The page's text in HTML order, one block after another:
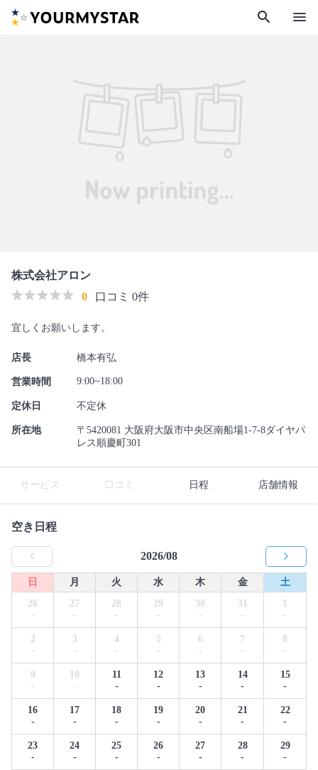
search menu
株式会社アロン
0
口コミ 0件
宜しくお願いします。
店長 橋本有弘
営業時間 9:00~18:00
定休日 不定休
所在地
〒5420081 大阪府大阪市中央区南船場1-7-8ダイヤパ
レス順慶町301
サービス 口コミ 日程 店舗情報
空き日程
2026/08
日 月 火 水 木 金
土
26
-
27
-
28
-
29
-
30
-
31
-
1
-
2
-
3
-
4
-
5
-
6
-
7
-
8
-
9
-
10
-
11
-
12
-
13
-
14
-
15
-
16
-
17
-
18
-
19
-
20
-
21
-
22
-
23
-
24
-
25
-
26
-
27
-
28
-
29
-